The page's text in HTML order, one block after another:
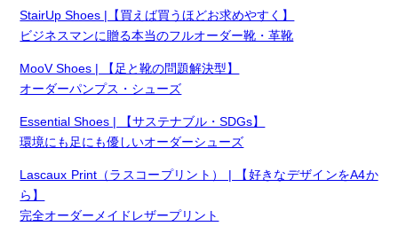
StairUp Shoes |【買えば買うほどお求めやすく】
ビジネスマンに贈る本当のフルオーダー靴・革靴
MooV Shoes | 【足と靴の問題解決型】
オーダーパンプス・シューズ
Essential Shoes | 【サステナブル・SDGs】
環境にも足にも優しいオーダーシューズ
Lascaux Print（ラスコープリント） | 【好きなデザインをA4か
ら】
完全オーダーメイドレザープリント